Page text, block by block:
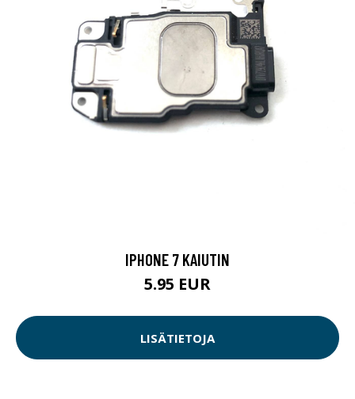
IPHONE 7 KAIUTIN
5.95 EUR
LISÄTIETOJA